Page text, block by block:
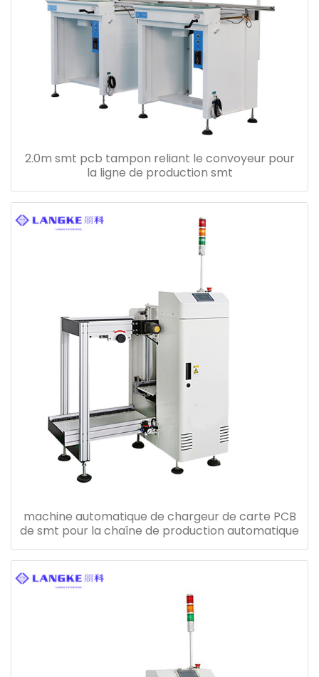
2.0m smt pcb tampon reliant le convoyeur pour
la ligne de production smt
machine automatique de chargeur de carte PCB
de smt pour la chaîne de production automatique